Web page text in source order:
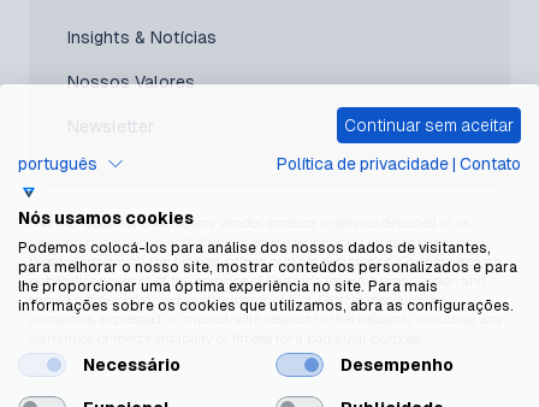
Insights & Notícias
Nossos Valores
Newsletter
*Gartner does not endorse any vendor, product or service depicted in its
research publications, and does not advise technology users to select only
those vendors with the highest ratings or other designation. Gartner research
publications consist of the opinions of Gartner’s research organization and
should not be construed as statements of fact. Gartner disclaims all
Continuar sem aceitar
português
Política de privacidade| Contato
Nós usamos cookies
Podemos colocá-los para análise dos nossos dados de visitantes,
para melhorar o nosso site, mostrar conteúdos personalizados e para
lhe proporcionar uma óptima experiência no site. Para mais
informações sobre os cookies que utilizamos, abra as configurações.
Necessário Desempenho